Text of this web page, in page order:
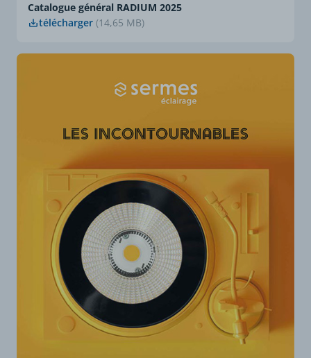
Catalogue général RADIUM 2025
télécharger (14,65 MB)